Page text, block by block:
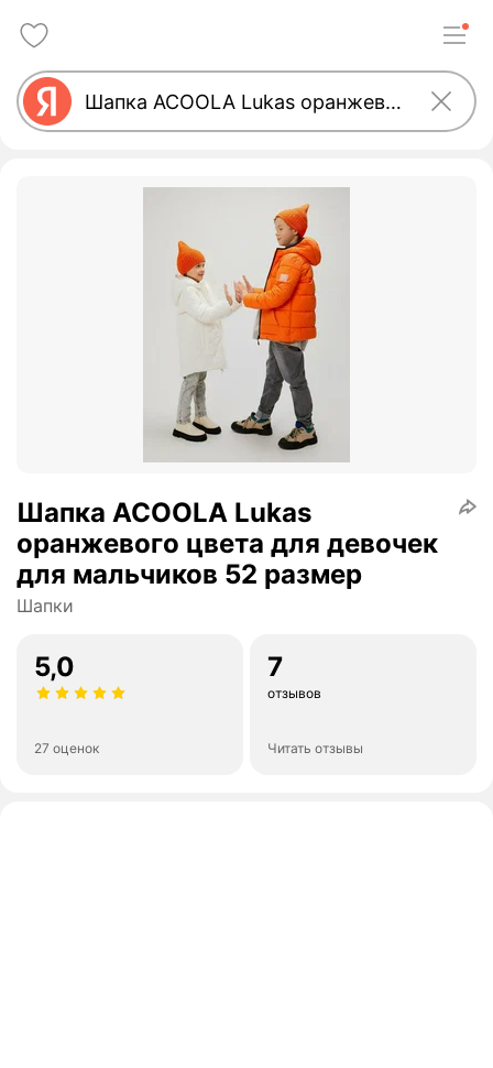
Шапка ACOOLA Lukas
оранжевого цвета для девочек
для мальчиков 52 размер
Шапки
5,0
27 оценок
7
отзывов
Читать отзывы